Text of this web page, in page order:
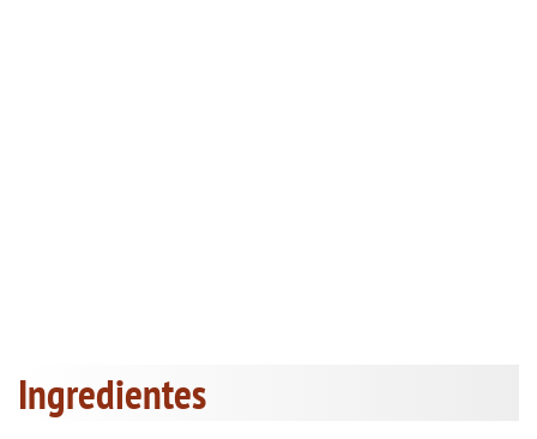
Ingredientes